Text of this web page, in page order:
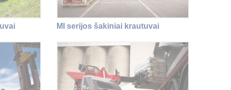
MI serijos šakiniai krautuvai